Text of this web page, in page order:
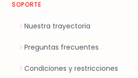
SOPORTE
Nuestra trayectoria
Preguntas frecuentes
Condiciones y restricciones